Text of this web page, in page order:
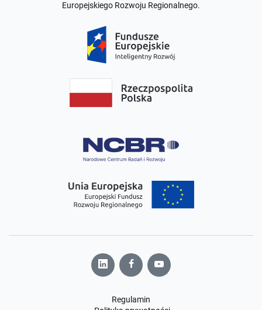
Europejskiego Rozwoju Regionalnego.
Regulamin